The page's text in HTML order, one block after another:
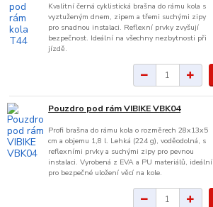
Kvalitní černá cyklistická brašna do rámu kola s
vyztuženým dnem, zipem a třemi suchými zipy
pro snadnou instalaci. Reflexní prvky zvyšují
bezpečnost. Ideální na všechny nezbytnosti při
jízdě.
Pouzdro pod rám VIBIKE VBK04
Profi brašna do rámu kola o rozměrech 28x13x5
cm a objemu 1,8 l. Lehká (224 g), voděodolná, s
reflexními prvky a suchými zipy pro pevnou
instalaci. Vyrobená z EVA a PU materiálů, ideální
pro bezpečné uložení věcí na kole.